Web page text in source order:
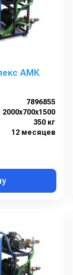
АМК
7896855
2000х700х1500
350 кг
12 месяцев